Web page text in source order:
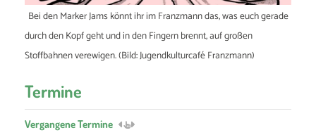
Bei den Marker Jams könnt ihr im Franzmann das, was euch gerade
durch den Kopf geht und in den Fingern brennt, auf großen
Stoffbahnen verewigen. (Bild: Jugendkulturcafé Franzmann)
Termine
Vergangene Termine